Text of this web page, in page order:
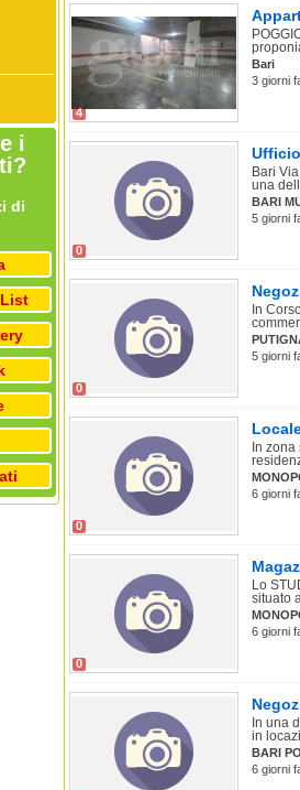
i
di
4
Bari
3 giorni
0
Bari
una
BARI
5 giorni
0
In
5 giorni
0
In
6 giorni
0
Lo
situato
6 giorni
In una
in
BARI
6 giorni